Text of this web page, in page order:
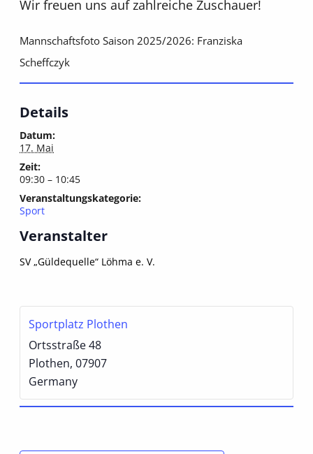
Wir freuen uns auf zahlreiche Zuschauer!
Mannschaftsfoto Saison 2025/2026: Franziska
Scheffczyk
Details
Datum:
17. Mai
Zeit:
09:30 – 10:45
Veranstaltungskategorie:
Sport
Veranstalter
SV „Güldequelle“ Löhma e. V.
Sportplatz Plothen
Ortsstraße 48
Plothen, 07907
Germany